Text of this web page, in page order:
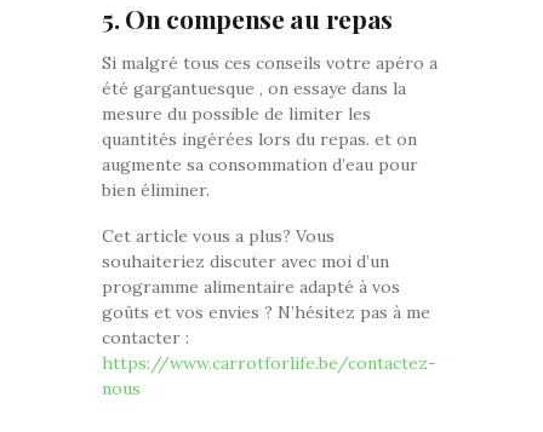
5. On compense au repas
Si malgré tous ces conseils votre apéro a
été gargantuesque , on essaye dans la
mesure du possible de limiter les
quantités ingérées lors du repas. et on
augmente sa consommation d’eau pour
bien éliminer.
Cet article vous a plus? Vous
souhaiteriez discuter avec moi d’un
programme alimentaire adapté à vos
goûts et vos envies ? N’hésitez pas à me
contacter :
https://www.carrotforlife.be/contactez-
nous